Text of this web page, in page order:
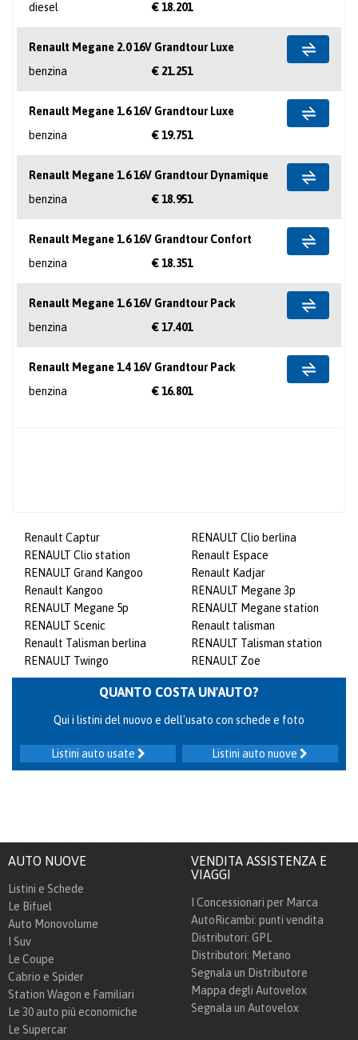
diesel
€ 18.201
Renault Megane 2.0 16V Grandtour Luxe
benzina
€ 21.251
Renault Megane 1.6 16V Grandtour Luxe
benzina
€ 19.751
Renault Megane 1.6 16V Grandtour Dynamique
benzina
€ 18.951
Renault Megane 1.6 16V Grandtour Confort
benzina
€ 18.351
Renault Megane 1.6 16V Grandtour Pack
benzina
€ 17.401
Renault Megane 1.4 16V Grandtour Pack
benzina
€ 16.801
Renault Captur
RENAULT Clio berlina
RENAULT Clio station
Renault Espace
RENAULT Grand Kangoo
Renault Kadjar
Renault Kangoo
RENAULT Megane 3p
RENAULT Megane 5p
RENAULT Megane station
RENAULT Scenic
Renault talisman
Renault Talisman berlina
RENAULT Talisman station
RENAULT Twingo
RENAULT Zoe
QUANTO COSTA UN'AUTO?
Qui i listini del nuovo e dell'usato con schede e foto
Listini auto nuove
Listini auto usate
AUTO NUOVE
Listini e Schede
Le Bifuel
Auto Monovolume
I Suv
Le Coupe
Cabrio e Spider
Station Wagon e Familiari
Le 30 auto più economiche
Le Supercar
VENDITA ASSISTENZA E
VIAGGI
I Concessionari per Marca
AutoRicambi: punti vendita
Distributori: GPL
Distributori: Metano
Segnala un Distributore
Mappa degli Autovelox
Segnala un Autovelox